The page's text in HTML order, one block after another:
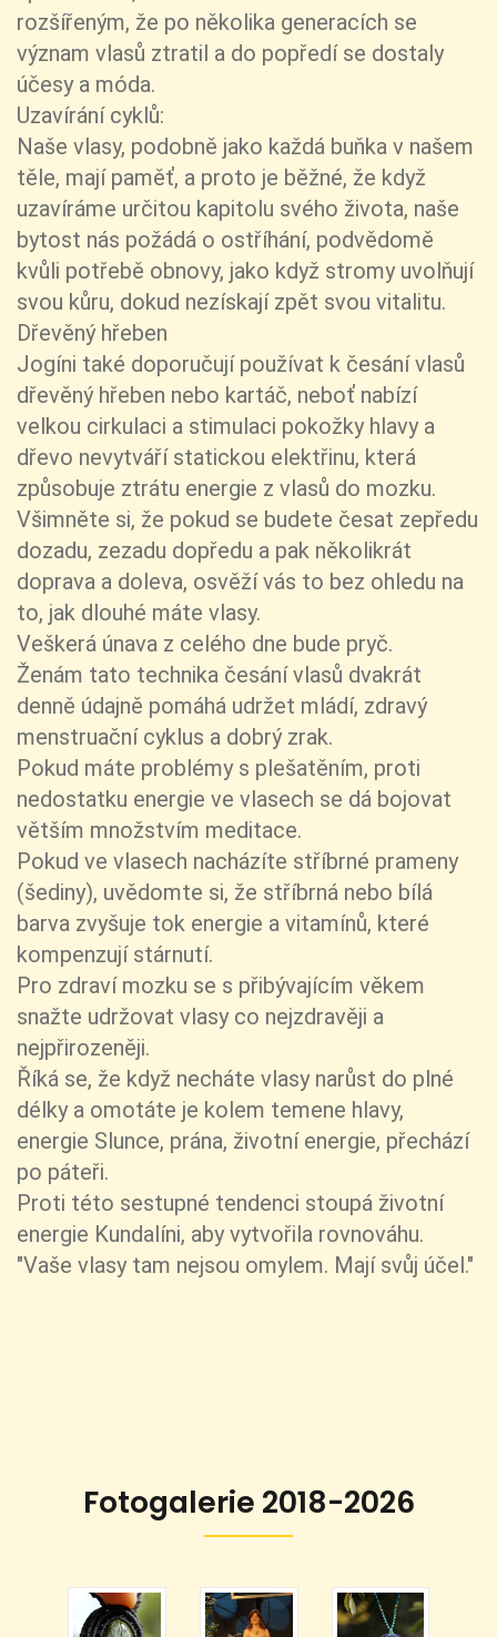
rozšířeným, že po několika generacích se
význam vlasů ztratil a do popředí se dostaly
účesy a móda.
Uzavírání cyklů:
Naše vlasy, podobně jako každá buňka v našem
těle, mají paměť, a proto je běžné, že když
uzavíráme určitou kapitolu svého života, naše
bytost nás požádá o ostříhání, podvědomě
kvůli potřebě obnovy, jako když stromy uvolňují
svou kůru, dokud nezískají zpět svou vitalitu.
Dřevěný hřeben
Jogíni také doporučují používat k česání vlasů
dřevěný hřeben nebo kartáč, neboť nabízí
velkou cirkulaci a stimulaci pokožky hlavy a
dřevo nevytváří statickou elektřinu, která
způsobuje ztrátu energie z vlasů do mozku.
Všimněte si, že pokud se budete česat zepředu
dozadu, zezadu dopředu a pak několikrát
doprava a doleva, osvěží vás to bez ohledu na
to, jak dlouhé máte vlasy.
Veškerá únava z celého dne bude pryč.
Ženám tato technika česání vlasů dvakrát
denně údajně pomáhá udržet mládí, zdravý
menstruační cyklus a dobrý zrak.
Pokud máte problémy s plešatěním, proti
nedostatku energie ve vlasech se dá bojovat
větším množstvím meditace.
Pokud ve vlasech nacházíte stříbrné prameny
(šediny), uvědomte si, že stříbrná nebo bílá
barva zvyšuje tok energie a vitamínů, které
kompenzují stárnutí.
Pro zdraví mozku se s přibývajícím věkem
snažte udržovat vlasy co nejzdravěji a
nejpřirozeněji.
Říká se, že když necháte vlasy narůst do plné
délky a omotáte je kolem temene hlavy,
energie Slunce, prána, životní energie, přechází
po páteři.
Proti této sestupné tendenci stoupá životní
energie Kundalíni, aby vytvořila rovnováhu.
"Vaše vlasy tam nejsou omylem. Mají svůj účel."
Fotogalerie 2018-2026